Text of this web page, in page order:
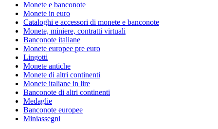
Monete e banconote
Monete in euro
Cataloghi e accessori di monete e banconote
Monete, miniere, contratti virtuali
Banconote italiane
Monete europee pre euro
Lingotti
Monete antiche
Monete di altri continenti
Monete italiane in lire
Banconote di altri continenti
Medaglie
Banconote europee
Miniassegni